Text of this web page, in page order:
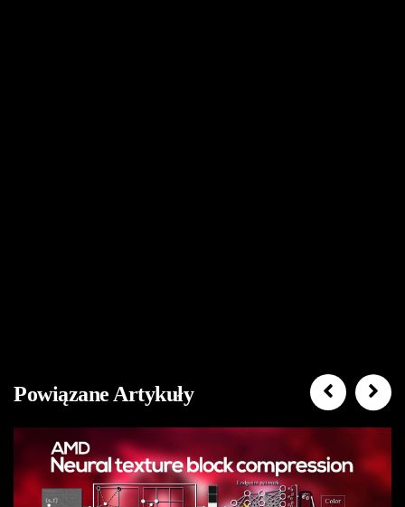
Powiązane Artykuły